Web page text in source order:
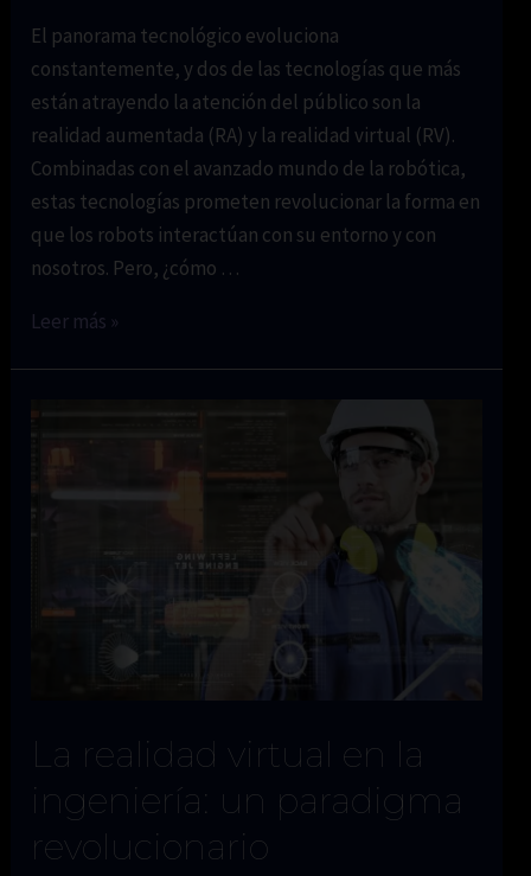
El panorama tecnológico evoluciona
constantemente, y dos de las tecnologías que más
están atrayendo la atención del público son la
realidad aumentada (RA) y la realidad virtual (RV).
Combinadas con el avanzado mundo de la robótica,
estas tecnologías prometen revolucionar la forma en
que los robots interactúan con su entorno y con
nosotros. Pero, ¿cómo …
Realidad
robótica
Leer más »
La realidad virtual en la
ingeniería: un paradigma
revolucionario